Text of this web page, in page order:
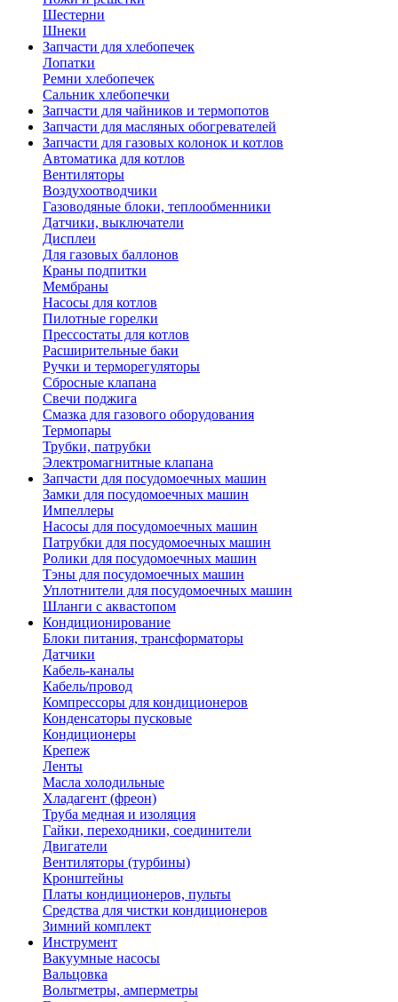
Шестерни
Шнеки
Запчасти для хлебопечек
Лопатки
Ремни хлебопечек
Сальник хлебопечки
Запчасти для чайников и термопотов
Запчасти для масляных обогревателей
Запчасти для газовых колонок и котлов
Автоматика для котлов
Вентиляторы
Воздухоотводчики
Газоводяные блоки, теплообменники
Датчики, выключатели
Дисплеи
Для газовых баллонов
Краны подпитки
Мембраны
Насосы для котлов
Пилотные горелки
Прессостаты для котлов
Расширительные баки
Ручки и терморегуляторы
Сбросные клапана
Свечи поджига
Смазка для газового оборудования
Термопары
Трубки, патрубки
Электромагнитные клапана
Запчасти для посудомоечных машин
Замки для посудомоечных машин
Импеллеры
Насосы для посудомоечных машин
Патрубки для посудомоечных машин
Ролики для посудомоечных машин
Тэны для посудомоечных машин
Уплотнители для посудомоечных машин
Шланги с аквастопом
Кондиционирование
Блоки питания, трансформаторы
Датчики
Кабель-каналы
Кабель/провод
Компрессоры для кондиционеров
Конденсаторы пусковые
Кондиционеры
Крепеж
Ленты
Масла холодильные
Хладагент (фреон)
Труба медная и изоляция
Гайки, переходники, соединители
Двигатели
Вентиляторы (турбины)
Кронштейны
Платы кондиционеров, пульты
Средства для чистки кондиционеров
Зимний комплект
Инструмент
Вакуумные насосы
Вальцовка
Вольтметры, амперметры